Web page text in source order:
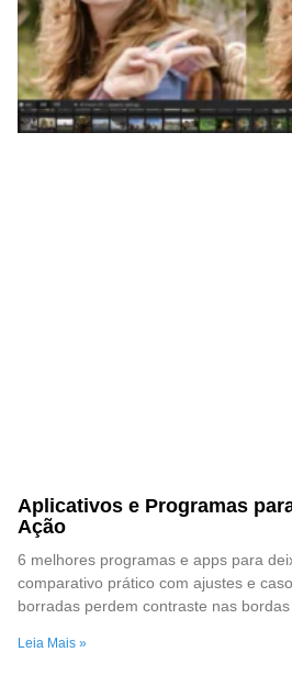
Aplicativos e Programas
Ação
6 melhores programas e apps para
comparativo prático com ajustes e
borradas perdem contraste nas bordas
Leia Mais »